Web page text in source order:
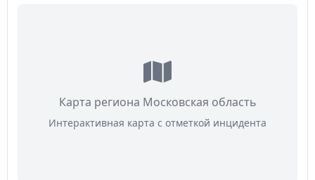
Карта региона Московская область
Интерактивная карта с отметкой инцидента